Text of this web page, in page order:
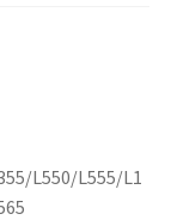
L550/L555/L1